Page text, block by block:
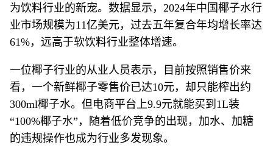
为饮料行业的新宠。数据显示，2024年中国椰子水行
业市场规模为11亿美元，过去五年复合年均增长率达
61%，远高于软饮料行业整体增速。
一位椰子行业的从业人员表示，目前按照销售价来
看，一个新鲜椰子零售价已达10元，却只能榨出约
300ml椰子水。但电商平台上9.9元就能买到1L装
“100%椰子水”，随着低价竞争的出现，加水、加糖
的违规操作也成为行业多发现象。